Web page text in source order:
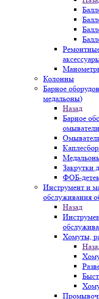
Колонны
Барное
медальоны)
Назад
Барное
Закрутки
ФОБ-
Инструмент и
обслуживания
Назад
Хомуты,